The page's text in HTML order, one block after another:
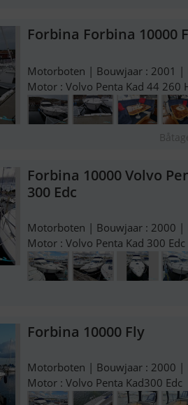
Forbina Forbina 10000
Motorboten | Bouwjaar : 2001 |
Motor : Volvo Penta Kad 44 260
Forbina 10000 Volvo
300 Edc
Motorboten | Bouwjaar : 2000 |
Motor : Volvo Penta Kad 300 Edc
Forbina 10000 Fly
Motorboten | Bouwjaar : 2000 |
Motor : Volvo Penta Kad300 Edc